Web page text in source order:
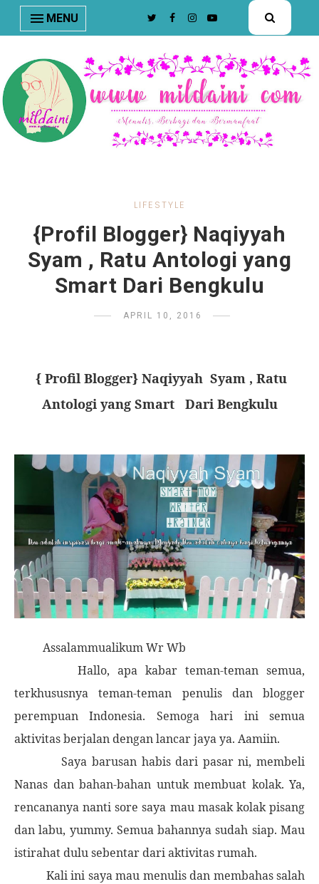
nav#menunav { border-bottom: 1px solid #e8e8e8; }
MENU
LIFESTYLE
{Profil Blogger} Naqiyyah
Syam , Ratu Antologi yang
Smart Dari Bengkulu
APRIL 10, 2016
{ Profil Blogger} Naqiyyah Syam , Ratu
Antologi yang Smart Dari Bengkulu
Assalammualikum Wr Wb
Hallo, apa kabar teman-teman semua,
terkhususnya teman-teman penulis dan blogger
perempuan Indonesia. Semoga hari ini semua
aktivitas berjalan dengan lancar jaya ya. Aamiin.
Saya barusan habis dari pasar ni, membeli
Nanas dan bahan-bahan untuk membuat kolak. Ya,
rencananya nanti sore saya mau masak kolak pisang
dan labu, yummy. Semua bahannya sudah siap. Mau
istirahat dulu sebentar dari aktivitas rumah.
Kali ini saya mau menulis dan membahas salah